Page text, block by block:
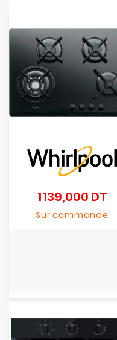
1 139,000 DTPrix
Sur commande